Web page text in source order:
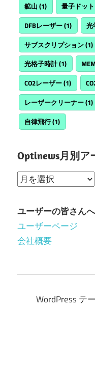
鉱山 (1) 量子ドッ
DFBレーザー(1) 光
サブスクリプション(1)
光格子時計(1)
CO2レーザー(1)
レーザークリーナー(1)
自律飛行(1)
Optinews月別ア
Optinews
別
ア
ー
ユーザーの皆さんへ
ユーザーページ
会社概要
WordPress テ